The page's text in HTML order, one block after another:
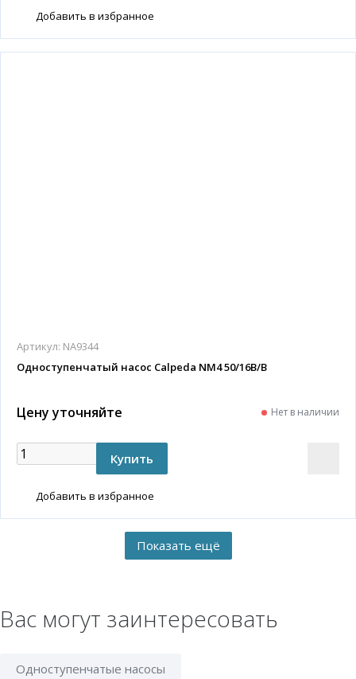
Добавить в избранное
Артикул: NA9344
Одноступенчатый насос Calpeda NM4 50/16B/B
Цену уточняйте Нет в наличии
Добавить в избранное
Вас могут заинтересовать
Одноступенчатые насосы